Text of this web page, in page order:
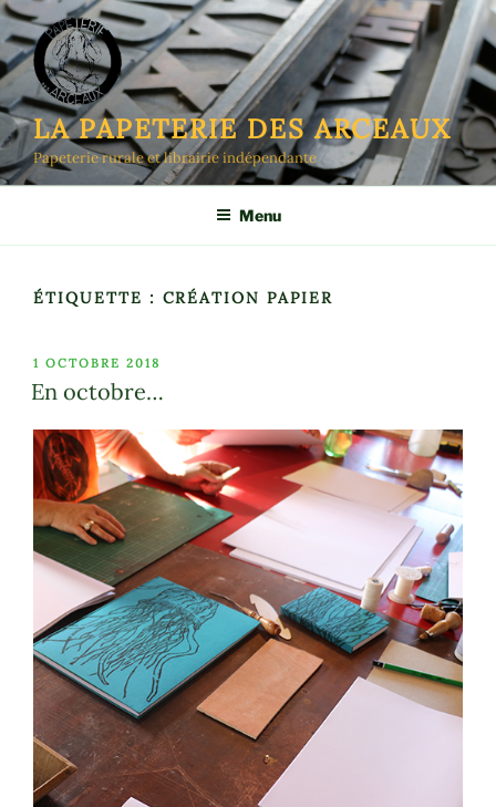
Aller
au
contenu
principal
LA PAPETERIE DES ARCEAUX
Papeterie rurale et librairie indépendante
Menu
ÉTIQUETTE : CRÉATION PAPIER
PUBLIÉ
LE
1 OCTOBRE 2018
En octobre…